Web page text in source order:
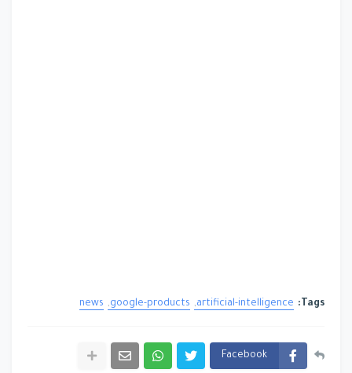
Tags:
artificial-intelligence
google-products
news
Facebook